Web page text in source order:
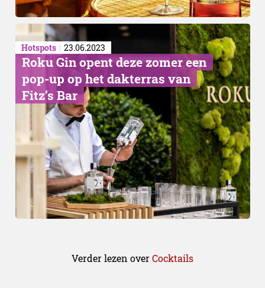
Hotspots 23.06.2023
Roku Gin opent deze zomer een
pop-up op het dakterras van
Fitz’s Bar
Verder lezen overCocktails